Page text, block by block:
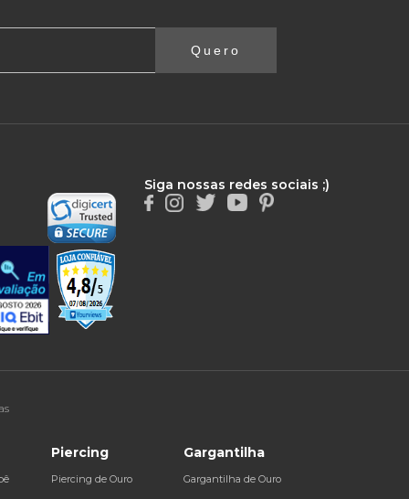
Quero
Siga nossas redes sociais ;)
Piercing
Piercing de Ouro
Gargantilha
Gargantilha de Ouro